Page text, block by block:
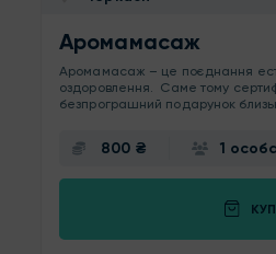
Аромамасаж
Аромамасаж – це поєднання
оздоровлення. Саме тому
безпрограшний подарунок
800 ₴ 1